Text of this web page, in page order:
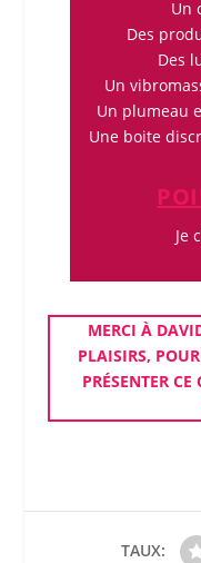
Un
Des
Des
Un
Un plumeau
Une boite
Je
MERCI À
PLAISIRS,
PRÉSENTER CE
TAUX: